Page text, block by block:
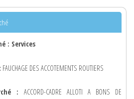
: Services
FAUCHAGE DES ACCOTEMENTS ROUTIERS
: ACCORD-CADRE ALLOTI A BONS DE